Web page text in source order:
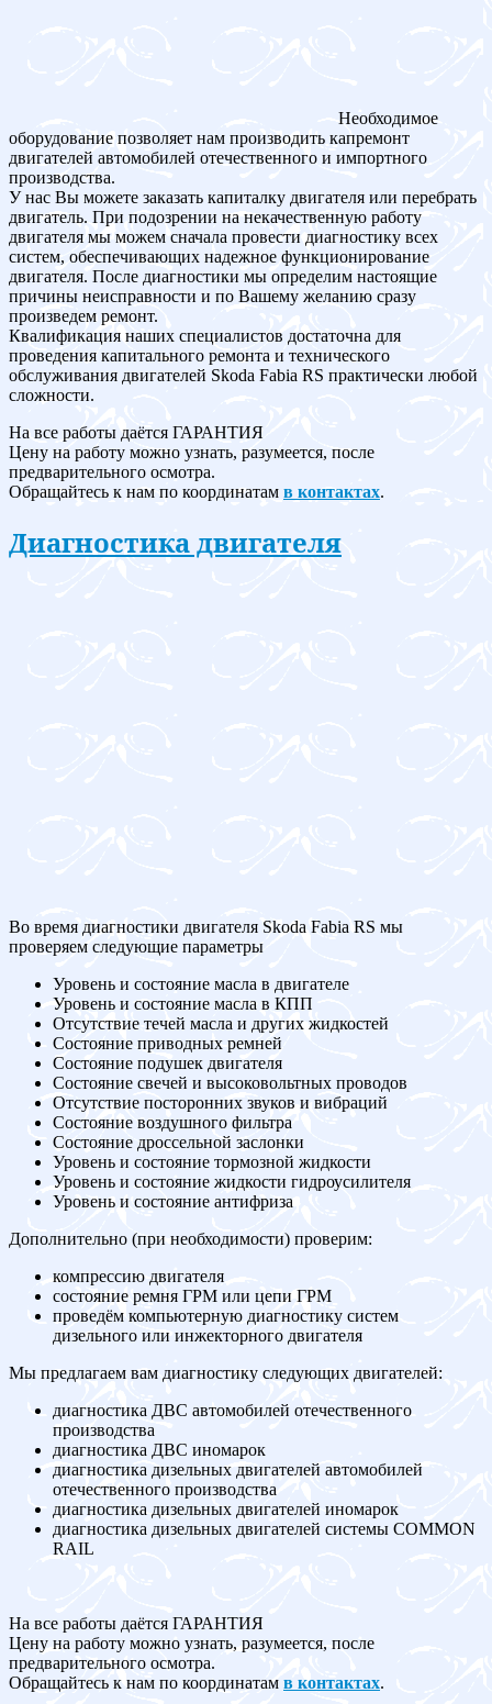
Необходимое
оборудование позволяет нам производить капремонт
двигателей автомобилей отечественного и импортного
производства.
У нас Вы можете заказать капиталку двигателя или перебрать
двигатель. При подозрении на некачественную работу
двигателя мы можем сначала провести диагностику всех
систем, обеспечивающих надежное функционирование
двигателя. После диагностики мы определим настоящие
причины неисправности и по Вашему желанию сразу
произведем ремонт.
Квалификация наших специалистов достаточна для
проведения капитального ремонта и технического
обслуживания двигателей Skoda Fabia RS практически любой
сложности.
На все работы даётся ГАРАНТИЯ
Цену на работу можно узнать, разумеется, после
предварительного осмотра.
Обращайтесь к нам по координатам в контактах.
Диагностика двигателя
Во время диагностики двигателя Skoda Fabia RS мы
проверяем следующие параметры
Уровень и состояние масла в двигателе
Уровень и состояние масла в КПП
Отсутствие течей масла и других жидкостей
Состояние приводных ремней
Состояние подушек двигателя
Состояние свечей и высоковольтных проводов
Отсутствие посторонних звуков и вибраций
Состояние воздушного фильтра
Состояние дроссельной заслонки
Уровень и состояние тормозной жидкости
Уровень и состояние жидкости гидроусилителя
Уровень и состояние антифриза
Дополнительно (при необходимости) проверим:
компрессию двигателя
состояние ремня ГРМ или цепи ГРМ
проведём компьютерную диагностику систем
дизельного или инжекторного двигателя
Мы предлагаем вам диагностику следующих двигателей:
диагностика ДВС автомобилей отечественного
производства
диагностика ДВС иномарок
диагностика дизельных двигателей автомобилей
отечественного производства
диагностика дизельных двигателей иномарок
диагностика дизельных двигателей системы COMMON
RAIL
На все работы даётся ГАРАНТИЯ
Цену на работу можно узнать, разумеется, после
предварительного осмотра.
Обращайтесь к нам по координатам в контактах.